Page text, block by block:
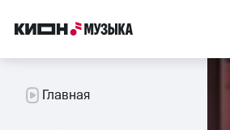
Главная